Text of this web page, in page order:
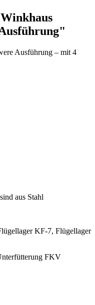
Ausführung – mit 4
aus Stahl
KF-7, Flügellager
FKV